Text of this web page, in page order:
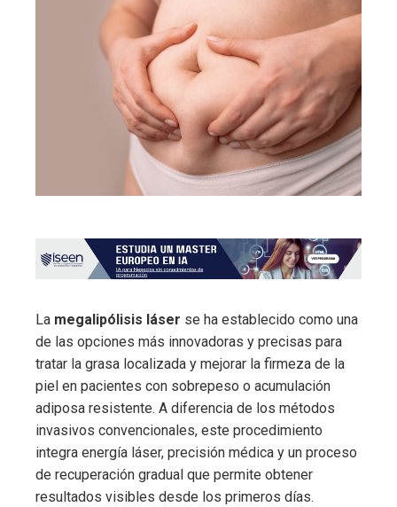
La megalipólisis láser se ha establecido como una
de las opciones más innovadoras y precisas para
tratar la grasa localizada y mejorar la firmeza de la
piel en pacientes con sobrepeso o acumulación
adiposa resistente. A diferencia de los métodos
invasivos convencionales, este procedimiento
integra energía láser, precisión médica y un proceso
de recuperación gradual que permite obtener
resultados visibles desde los primeros días.